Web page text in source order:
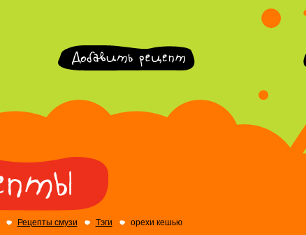
Рецепты смузи Тэги орехи кешью